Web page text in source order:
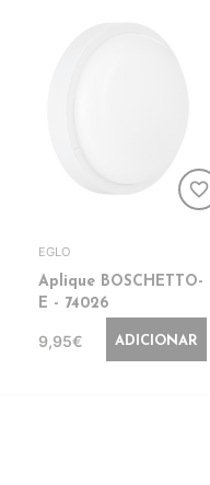
favorite_border
EGLO
Aplique BOSCHETTO-
E - 74026
9,95€ ADICIONAR